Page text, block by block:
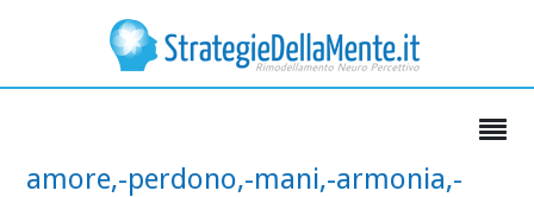
amore,-perdono,-mani,-armonia,-